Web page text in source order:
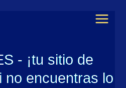
- ¡tu sitio de
no encuentras lo